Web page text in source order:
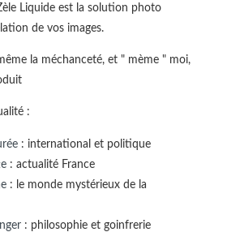
Liquide est la solution photo
de vos images.
la méchanceté, et " mème " moi,
:
: international et politique
: actualité France
: le monde mystérieux de la
: philosophie et goinfrerie